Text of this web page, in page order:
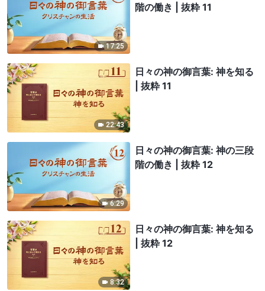
17:25
階の働き | 抜粋 11
22:43
日々の神の御言葉: 神を知る
| 抜粋 11
6:29
日々の神の御言葉: 神の三段
階の働き | 抜粋 12
8:32
日々の神の御言葉: 神を知る
| 抜粋 12